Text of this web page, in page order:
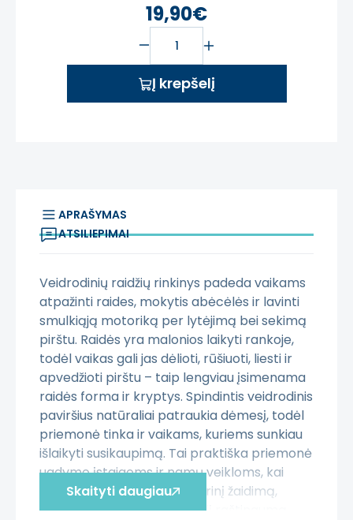
19,90€
Į krepšelį
APRAŠYMAS
ATSILIEPIMAI
Veidrodinių raidžių rinkinys padeda vaikams
atpažinti raides, mokytis abėcėlės ir lavinti
smulkiąją motoriką per lytėjimą bei sekimą
pirštu. Raidės yra malonios laikyti rankoje,
todėl vaikas gali jas dėlioti, rūšiuoti, liesti ir
apvedžioti pirštu – taip lengviau įsimenama
raidės forma ir kryptys. Spindintis veidrodinis
paviršius natūraliai patraukia dėmesį, todėl
priemonė tinka ir vaikams, kuriems sunkiau
išlaikyti susikaupimą. Tai praktiška priemonė
ugdymo įstaigoms ir namų veikloms, kai
norisi įtraukti raides į sensorinį žaidimą,
kalbos ugdymą ir ankstyvąjį raštingumą.
Skaityti daugiau